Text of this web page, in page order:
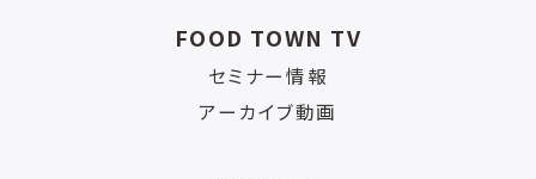
FOOD TOWN TV
セミナー情報
アーカイブ動画